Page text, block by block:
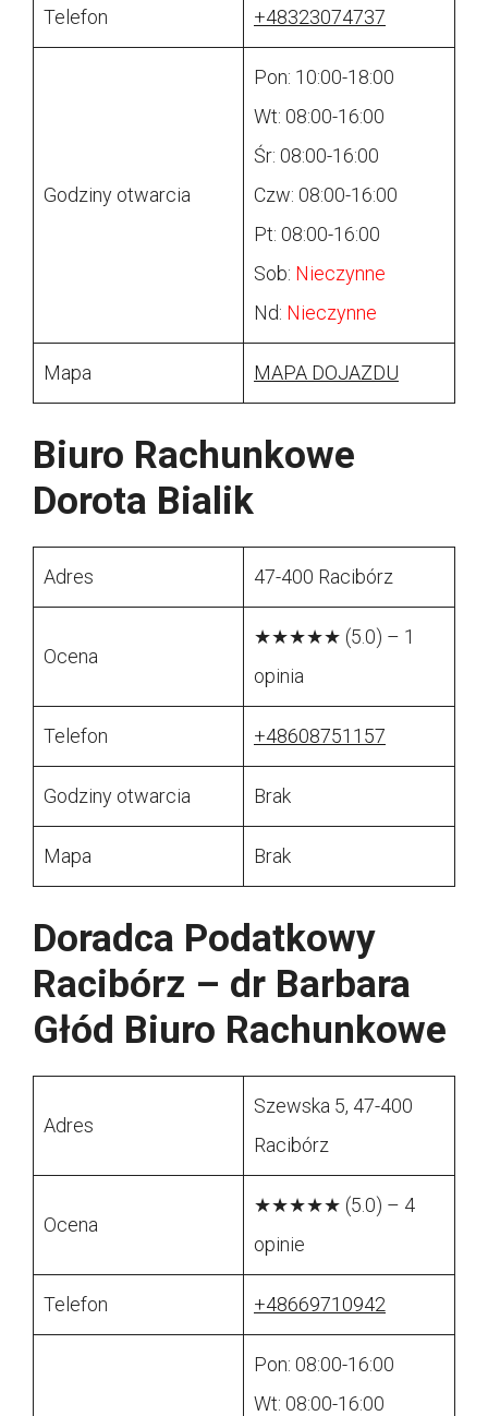
Telefon +48323074737
Godziny otwarcia
Pon: 10:00-18:00
Wt: 08:00-16:00
Śr: 08:00-16:00
Czw: 08:00-16:00
Pt: 08:00-16:00
Sob: Nieczynne
Nd: Nieczynne
Mapa MAPA DOJAZDU
Biuro Rachunkowe
Dorota Bialik
Adres 47-400 Racibórz
Ocena
★★★★★ (5.0) – 1
opinia
Telefon +48608751157
Godziny otwarcia Brak
Mapa Brak
Doradca Podatkowy
Racibórz – dr Barbara
Głód Biuro Rachunkowe
Adres
Szewska 5, 47-400
Racibórz
Ocena
★★★★★ (5.0) – 4
opinie
Telefon +48669710942
Pon: 08:00-16:00
Wt: 08:00-16:00